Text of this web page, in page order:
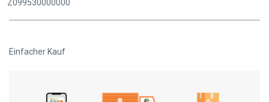
Z099530000000
Einfacher Kauf